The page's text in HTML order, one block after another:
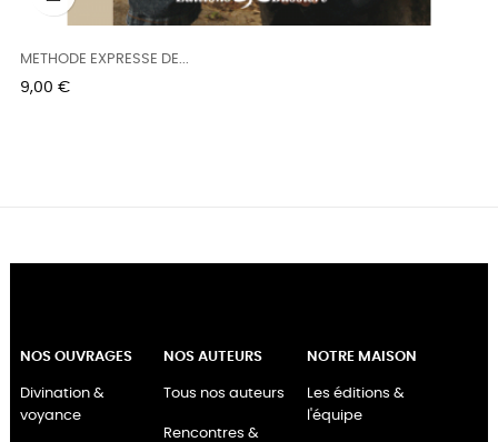
METHODE EXPRESSE DE...
Prix
9,00 €
NOS OUVRAGES
Divination &
voyance
NOS AUTEURS
Tous nos auteurs
Rencontres &
NOTRE MAISON
Les éditions &
l'équipe